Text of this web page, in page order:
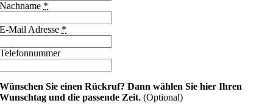
Nachname *
E-Mail Adresse *
Telefonnummer
Wünschen Sie einen Rückruf? Dann wählen Sie hier Ihren
Wunschtag und die passende Zeit.(Optional)